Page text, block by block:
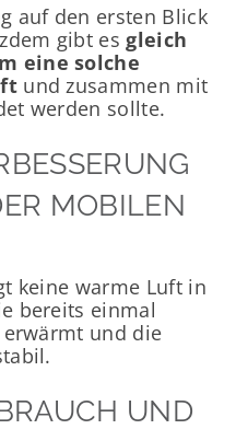
auf den ersten Blick
gibt esgleich
eine solche
und zusammen mit
werden sollte.
MOBILEN
keine warme Luft in
bereits einmal
und die
UND